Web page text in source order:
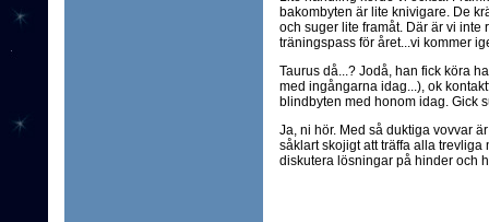
bakombyten är lite knivigare. De
och suger lite framåt. Där är vi inte
träningspass för året...vi kommer
Taurus då...? Jodå, han fick köra
med ingångarna idag...), ok
blindbyten med honom idag. Gick
Ja, ni hör. Med så duktiga vovvar
såklart skojigt att träffa alla trevliga
diskutera lösningar på hinder och